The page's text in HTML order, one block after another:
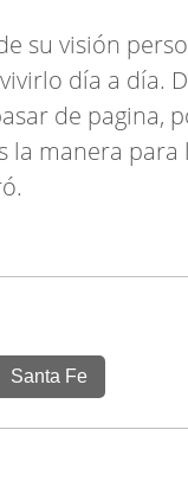
su visión
día a día.
de pagina,
la manera
Santa Fe